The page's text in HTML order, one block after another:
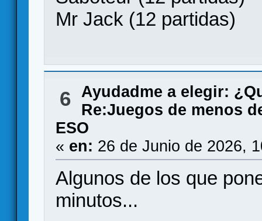
Mr Jack (12 partidas)
6 Ayudadme a elegir:
Re:Juegos de menos
ESO
« en: 26 de Junio de 2026,
Algunos de los que
minutos...